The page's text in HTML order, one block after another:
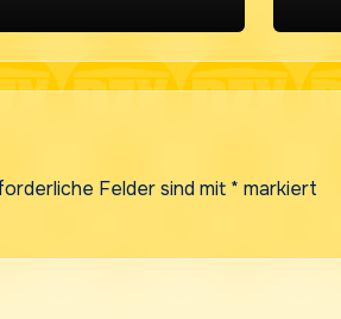
Felder sind mit * markiert